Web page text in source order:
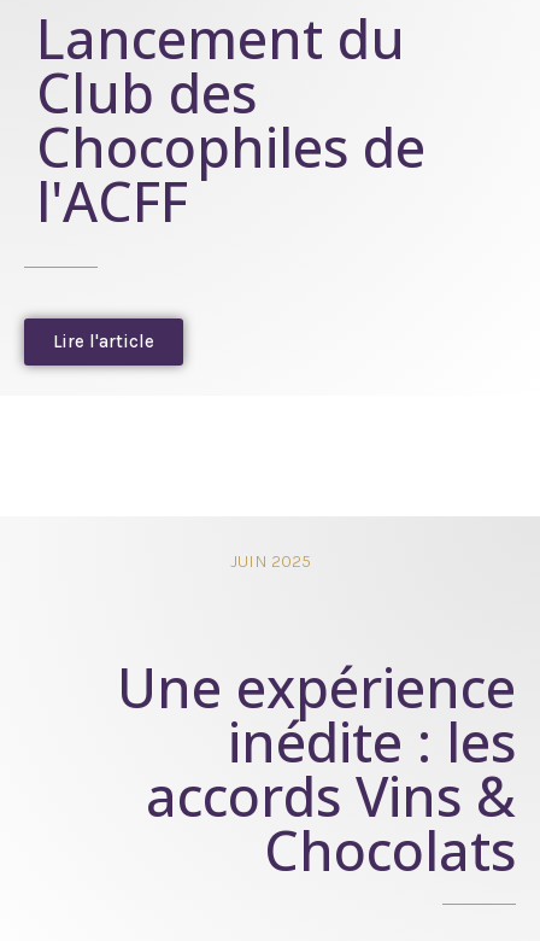
Lancement du
Club des
Chocophiles de
l'ACFF
Lire l'article
JUIN 2025
Une expérience
inédite : les
accords Vins &
Chocolats